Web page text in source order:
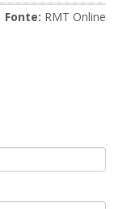
Fonte: RMT Online